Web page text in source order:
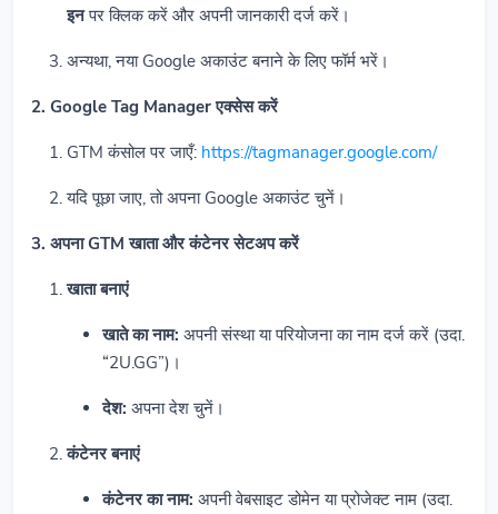
इनपर क्लिक करें और अपनी जानकारी दर्ज करें।
अन्यथा, नया Google अकाउंट बनाने के लिए फॉर्म भरें।
2. Google Tag Manager एक्सेस करें
GTM कंसोल पर जाएँ: https://tagmanager.google.com/
यदि पूछा जाए, तो अपना Google अकाउंट चुनें।
3. अपना GTM खाता और कंटेनर सेटअप करें
खाता बनाएं
खाते का नाम: अपनी संस्था या परियोजना का नाम दर्ज करें (उदा.
“2U.GG”)।
देश: अपना देश चुनें।
कंटेनर बनाएं
कंटेनर का नाम: अपनी वेबसाइट डोमेन या प्रोजेक्ट नाम (उदा.